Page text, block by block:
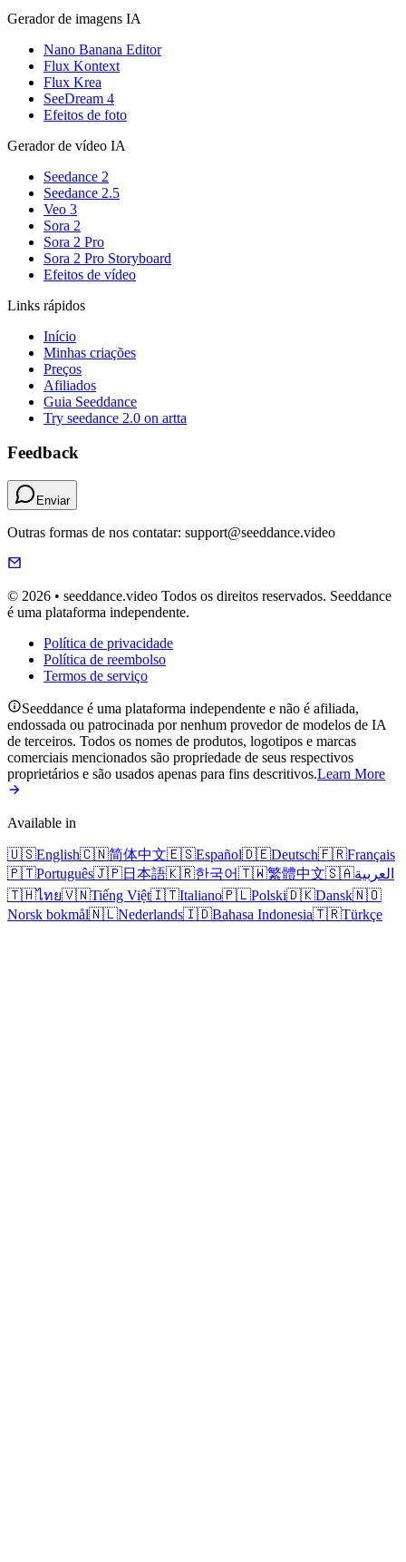
Gerador de imagens IA
Nano Banana Editor
Flux Kontext
Flux Krea
SeeDream 4
Efeitos de foto
Gerador de vídeo IA
Seedance 2
Seedance 2.5
Veo 3
Sora 2
Sora 2 Pro
Sora 2 Pro Storyboard
Efeitos de vídeo
Links rápidos
Início
Minhas criações
Preços
Afiliados
Guia Seeddance
Try seedance 2.0 on artta
Feedback
Enviar
Outras formas de nos contatar: support@seeddance.video
© 2026 • seeddance.video Todos os direitos reservados. Seeddance
é uma plataforma independente.
Política de privacidade
Política de reembolso
Termos de serviço
Seeddance é uma plataforma independente e não é afiliada,
endossada ou patrocinada por nenhum provedor de modelos de IA
de terceiros. Todos os nomes de produtos, logotipos e marcas
comerciais mencionados são propriedade de seus respectivos
proprietários e são usados apenas para fins descritivos.Learn More
Available in
🇺🇸English🇨🇳简体中文🇪🇸Español🇩🇪Deutsch🇫🇷Français
🇵🇹Português🇯🇵日本語🇰🇷한국어🇹🇼繁體中文🇸🇦العربية
🇹🇭ไทย🇻🇳Tiếng Việt🇮🇹Italiano🇵🇱Polski🇩🇰Dansk🇳🇴
Norsk bokmål🇳🇱Nederlands🇮🇩Bahasa Indonesia🇹🇷Türkçe